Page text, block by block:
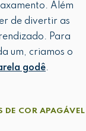
Além
de divertir as
Para
um, criamos o
godê.
DE COR APAGÁVEL